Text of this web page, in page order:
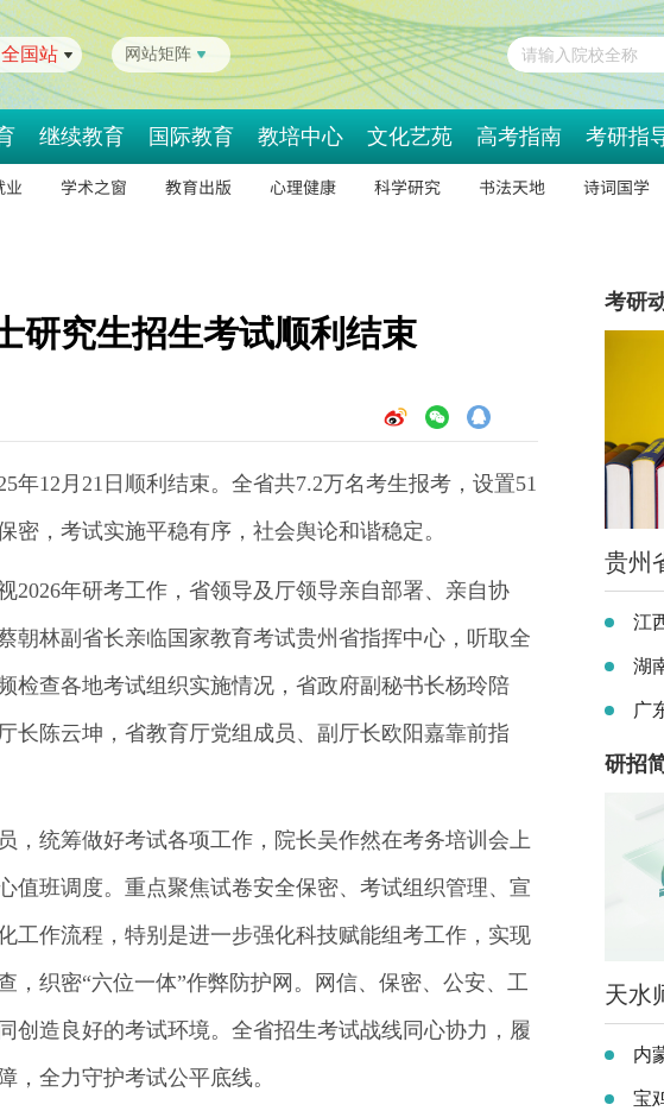
全国站 网站矩阵 请输入院校全称
继续教育 国际教育 教培中心 文化艺苑 高考指南 考研指
业 学术之窗 教育出版 心理健康 科学研究 书法天地 诗词国学
研究生招生考试顺利结束
年12月21日顺利结束。全省共7.2万名考生报考，设置51
，考试实施平稳有序，社会舆论和谐稳定。
2026年研考工作，省领导及厅领导亲自部署、亲自协
朝林副省长亲临国家教育考试贵州省指挥中心，听取全
检查各地考试组织实施情况，省政府副秘书长杨玲陪
长陈云坤，省教育厅党组成员、副厅长欧阳嘉靠前指
，统筹做好考试各项工作，院长吴作然在考务培训会上
值班调度。重点聚焦试卷安全保密、考试组织管理、宣
工作流程，特别是进一步强化科技赋能组考工作，实现
，织密“六位一体”作弊防护网。网信、保密、公安、工
创造良好的考试环境。全省招生考试战线同心协力，履
，全力守护考试公平底线。
考研
研招